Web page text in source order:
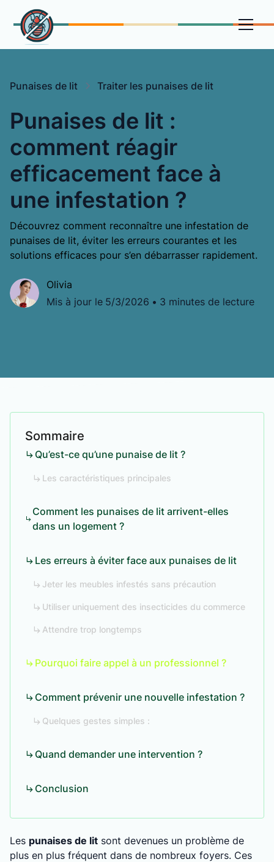
Punaises de lit Traiter les punaises de lit
Punaises de lit :
comment réagir
efficacement face à
une infestation ?
Découvrez comment reconnaître une infestation de
punaises de lit, éviter les erreurs courantes et les
solutions efficaces pour s’en débarrasser rapidement.
Olivia
Mis à jour le 5/3/2026 • 3 minutes de lecture
Sommaire
Qu’est-ce qu’une punaise de lit ?
Les caractéristiques principales
Comment les punaises de lit arrivent-elles
dans un logement ?
Les erreurs à éviter face aux punaises de lit
Jeter les meubles infestés sans précaution
Utiliser uniquement des insecticides du commerce
Attendre trop longtemps
Pourquoi faire appel à un professionnel ?
Comment prévenir une nouvelle infestation ?
Quelques gestes simples :
Quand demander une intervention ?
Conclusion
Les punaises de lit sont devenues un problème de
plus en plus fréquent dans de nombreux foyers. Ces